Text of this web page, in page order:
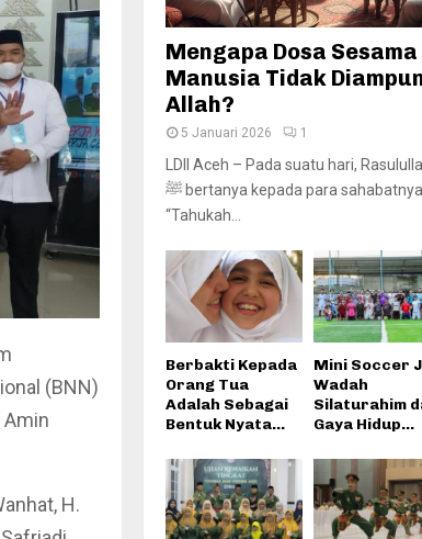
(BNN)
Amin
H.
Mengapa Dosa Sesama
Manusia Tidak
Allah?
5 Januari 2026 1
LDII Aceh – Pada suatu hari,
ﷺ bertanya kepada para sahabatnya,
“Tahukah...
Berbakti Kepada
Orang Tua
Adalah Sebagai
Bentuk Nyata...
Mini Soccer
Wadah
Silaturahim
Gaya Hidup...